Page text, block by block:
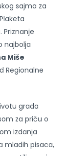
sajma za
Priznanje
najbolja
Miše
Regionalne
grada
za priču o
izdanja
mladih pisaca,